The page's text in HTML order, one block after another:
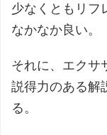
少なくともリフ
なかなか良い。
それに、エクサ
説得力のある解
る。